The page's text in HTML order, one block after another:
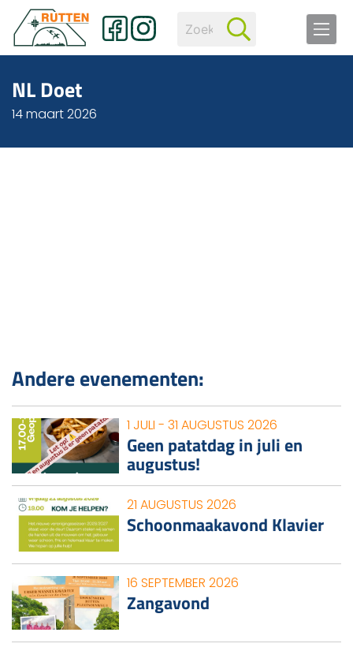
NL Doet
14 maart 2026
Andere evenementen:
1 JULI - 31 AUGUSTUS 2026
Geen patatdag in juli en
augustus!
21 AUGUSTUS 2026
Schoonmaakavond Klavier
16 SEPTEMBER 2026
Zangavond